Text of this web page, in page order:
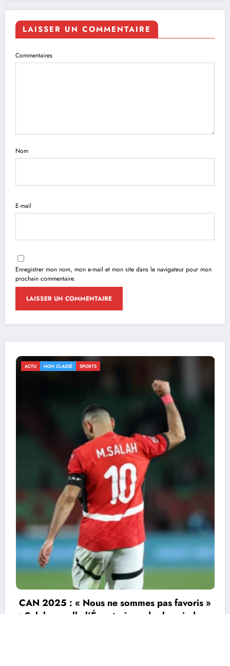
LAISSER UN COMMENTAIRE
Commentaires
Nom
E-mail
Enregistrer mon nom, mon e-mail et mon site dans le navigateur pour mon
prochain commentaire.
ACTU NON CLASSÉ SPORTS
CAN 2025 : le Sénégal renverse le Soudan
(3-1) et file en quarts
3 janvier 2026 Durandeau
Tourisme
TV
Contactez nous